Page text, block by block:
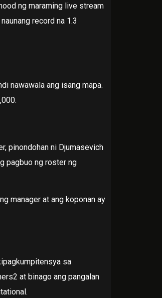
ng maraming live stream
record na 1.3
nawawala ang isang mapa.
pinondohan ni Djumasevich
pagbuo ng roster ng
manager at ang koponan ay
sa
at binago ang pangalan